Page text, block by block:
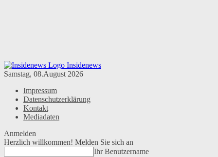
Insidenews
Samstag, 08.August 2026
Impressum
Datenschutzerklärung
Kontakt
Mediadaten
Anmelden
Herzlich willkommen! Melden Sie sich an
Ihr Benutzername